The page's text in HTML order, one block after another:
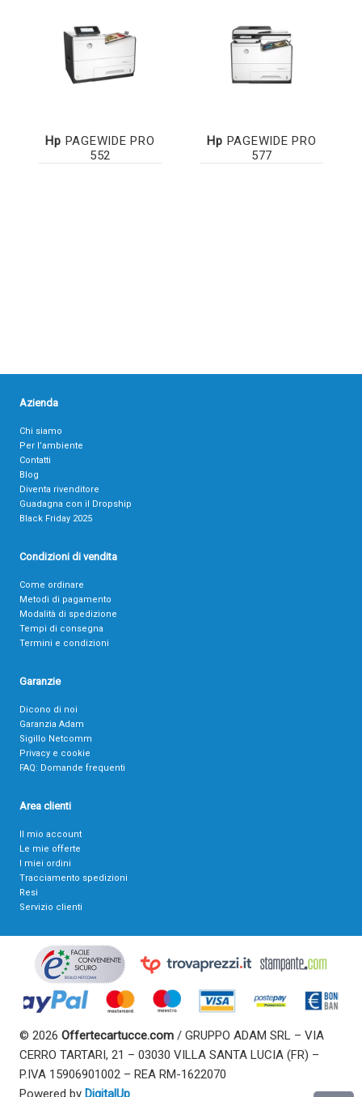
Hp PAGEWIDE PRO
552
Hp PAGEWIDE PRO
577
Azienda
Chi siamo
Per l’ambiente
Contatti
Blog
Diventa rivenditore
Guadagna con il Dropship
Black Friday 2025
Condizioni di vendita
Come ordinare
Metodi di pagamento
Modalità di spedizione
Tempi di consegna
Termini e condizioni
Garanzie
Dicono di noi
Garanzia Adam
Sigillo Netcomm
Privacy e cookie
FAQ: Domande frequenti
Area clienti
Il mio account
Le mie offerte
I miei ordini
Tracciamento spedizioni
Resi
Servizio clienti
© 2026 Offertecartucce.com / GRUPPO ADAM SRL – VIA
CERRO TARTARI, 21 – 03030 VILLA SANTA LUCIA (FR) –
P.IVA 15906901002 – REA RM-1622070
Powered by DigitalUp